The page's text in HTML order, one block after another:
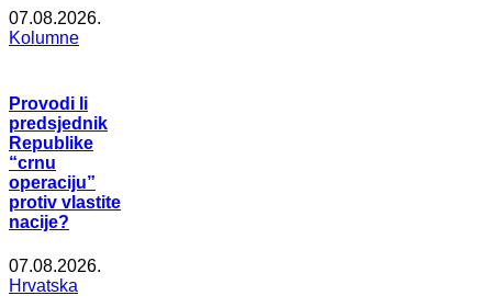
07.08.2026.
Kolumne
Provodi li
predsjednik
Republike
“crnu
operaciju”
protiv vlastite
nacije?
07.08.2026.
Hrvatska